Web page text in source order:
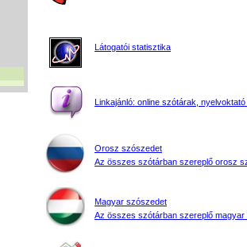
Látogatói statisztika
Linkajánló: online szótárak, nyelvoktató
Orosz szószedet
Az összes szótárban szereplő orosz
Magyar szószedet
Az összes szótárban szereplő magyar